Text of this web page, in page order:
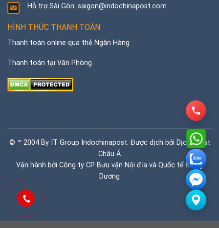
Hỗ trợ Sài Gòn: saigon@indochinapost.com
HÌNH THỨC THANH TOÁN
Thanh toán online qua thẻ Ngân Hàng
Thanh toán tại Văn Phòng
© ™ 2004 By IT Group Indochinapost. Được dịch bởi Dịch thuật
Châu Á
Vận hành bởi Công ty CP Bưu vận Nội địa và Quốc tế Đông
Dương